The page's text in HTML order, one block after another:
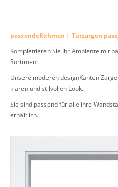
passendeRahmen | Türzargen
Komplettieren Sie Ihr Ambiente mit
Sortiment.
Unsere moderen designKanten
klaren und stilvollen Look.
Sie sind passend für alle ihre
erhältlich.